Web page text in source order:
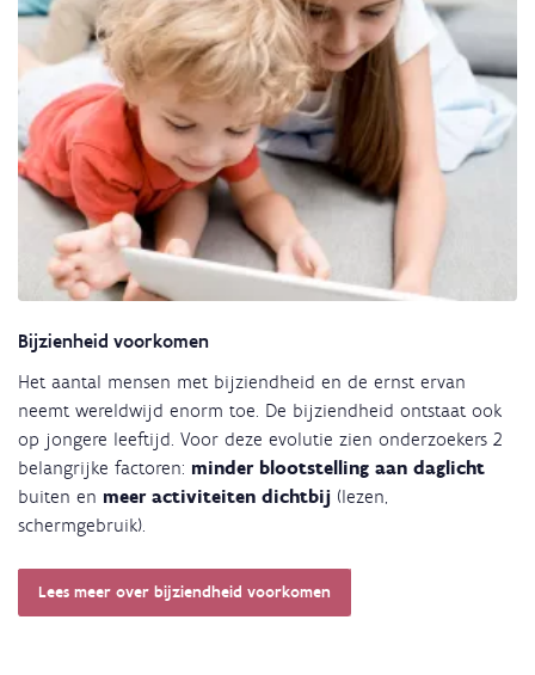
Bijzienheid voorkomen
Het aantal mensen met bijziendheid en de ernst ervan
neemt wereldwijd enorm toe. De bijziendheid ontstaat ook
op jongere leeftijd. Voor deze evolutie zien onderzoekers 2
belangrijke factoren: minder blootstelling aan daglicht
buiten en meer activiteiten dichtbij (lezen,
schermgebruik).
Lees meer over bijziendheid voorkomen